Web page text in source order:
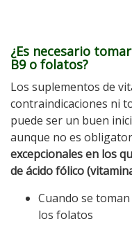
¿Es necesario
B9 o folatos?
Los suplementos de
contraindicaciones ni
puede ser un buen
aunque no es
excepcionales en los
de ácido fólico
Cuando se
los folatos